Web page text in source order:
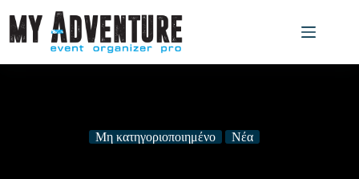
Μη κατηγοριοποιημένο Νέα